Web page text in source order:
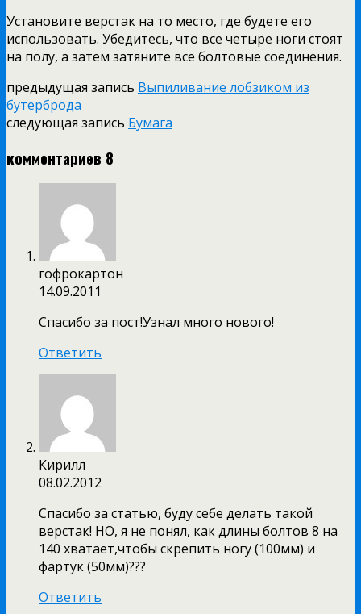
Установите верстак на то место, где будете его
использовать. Убедитесь, что все четыре ноги стоят
на полу, а затем затяните все болтовые соединения.
предыдущая запись Выпиливание лобзиком из
бутерброда
следующая запись Бумага
комментариев 8
гофрокартон
14.09.2011
Спасибо за пост!Узнал много нового!
Ответить
Кирилл
08.02.2012
Спасибо за статью, буду себе делать такой
верстак! НО, я не понял, как длины болтов 8 на
140 хватает,чтобы скрепить ногу (100мм) и
фартук (50мм)???
Ответить